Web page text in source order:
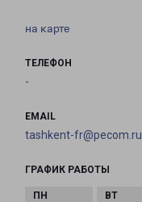
на карте
ТЕЛЕФОН
-
EMAIL
tashkent-fr@pecom.ru
ГРАФИК РАБОТЫ